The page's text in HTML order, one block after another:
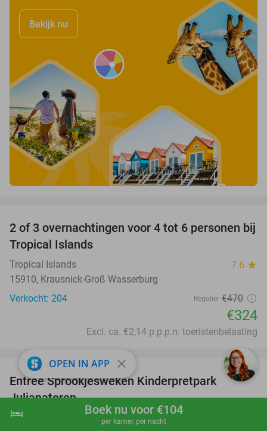
shopping_cart Boek nu
hotel Boek nu voor €104
per kamer, per nacht
Bekijk nu
31%
2 of 3 overnachtingen voor 4 tot 6 personen bij
Tropical Islands
Tropical Islands 7.6 star
15910, Krausnick-Groß Wasserburg
Verkocht: 204
Regulier €470
€324
Excl. ca. €2,14 p.p.p.n. toeristenbelasting
39%
favorite_border
Entree Sprookjesweken Kinderpretpark
Julianatoren
Kinderpretpark Julianatoren
OPEN IN APP close